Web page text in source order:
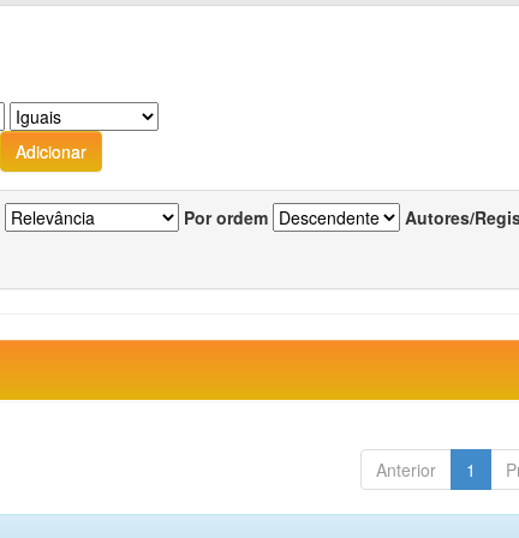
Por ordem Autores/
Anterior 1